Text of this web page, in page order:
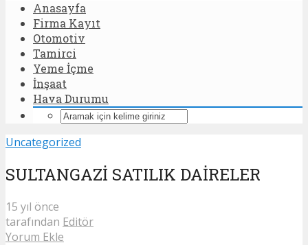
Anasayfa
Firma Kayıt
Otomotiv
Tamirci
Yeme İçme
İnşaat
Hava Durumu
Uncategorized
SULTANGAZİ SATILIK DAİRELER
15 yıl önce
tarafından Editör
Yorum Ekle